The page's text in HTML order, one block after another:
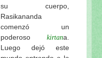
su cuerpo,
Rasikananda
comenzó un
poderoso kirtana.
Luego dejó este